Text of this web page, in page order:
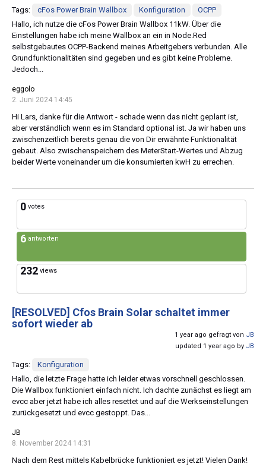
Tags: cFos Power Brain Wallbox Konfiguration
OCPP
Hallo, ich nutze die cFos Power Brain Wallbox 11kW. Über die
Einstellungen habe ich meine Wallbox an ein in Node.Red
selbstgebautes OCPP-Backend meines Arbeitgebers verbunden. Alle
Grundfunktionalitäten sind gegeben und es gibt keine Probleme.
Jedoch...
eggolo
2. Juni 2024 14:45
Hi Lars, danke für die Antwort - schade wenn das nicht geplant ist,
aber verständlich wenn es im Standard optional ist. Ja wir haben uns
zwischenzeitlich bereits genau die von Dir erwähnte Funktionalität
gebaut. Also zwischenspeichern des MeterStart-Wertes und Abzug
beider Werte voneinander um die konsumierten kwH zu errechen.
0 votes
6 antworten
232 views
[RESOLVED] Cfos Brain Solar schaltet immer
sofort wieder ab
1 year ago gefragt von JB
updated 1 year ago by JB
Tags:
Konfiguration
Hallo, die letzte Frage hatte ich leider etwas vorschnell geschlossen.
Die Wallbox funktioniert einfach nicht. Ich dachte zunächst es liegt am
evcc aber jetzt habe ich alles resettet und auf die Werkseinstellungen
zurückgesetzt und evcc gestoppt. Das...
JB
8. November 2024 14:31
Nach dem Rest mittels Kabelbrücke funktioniert es jetzt! Vielen Dank!